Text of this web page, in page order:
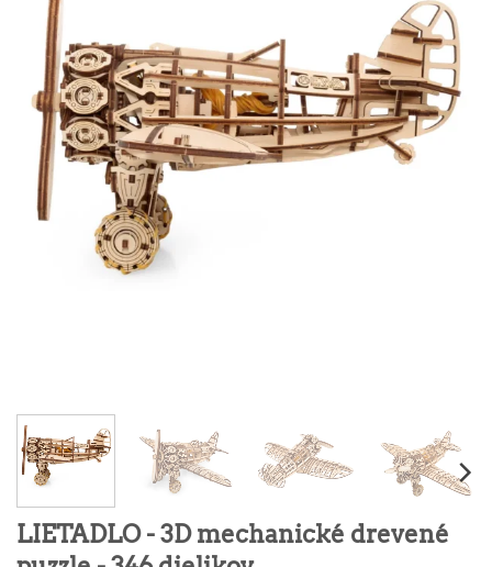
LIETADLO - 3D mechanické drevené